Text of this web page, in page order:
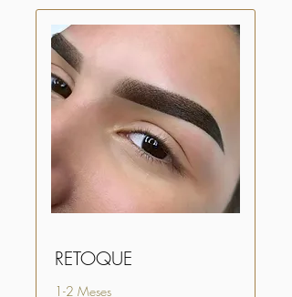
RETOQUE
1-2 Meses